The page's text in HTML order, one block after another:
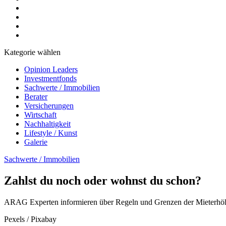
Kategorie wählen
Opinion Leaders
Investmentfonds
Sachwerte / Immobilien
Berater
Versicherungen
Wirtschaft
Nachhaltigkeit
Lifestyle / Kunst
Galerie
Sachwerte / Immobilien
Zahlst du noch oder wohnst du schon?
ARAG Experten informieren über Regeln und Grenzen der
Pexels / Pixabay